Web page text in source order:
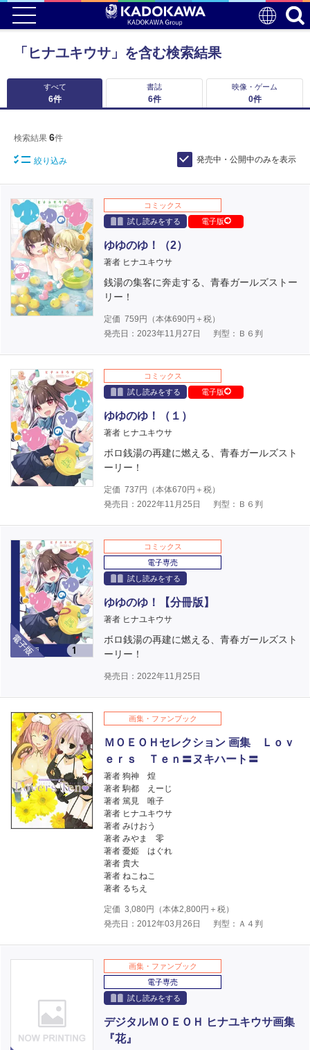
「ヒナユキウサ」を含む検索結果
すべて
6件
書誌
6件
映像・ゲーム
0件
検索結果 6件
絞り込み 発売中・公開中のみを表示
コミックス
試し読みをする
電子版
ゆゆのゆ！（2）
著者 ヒナユキウサ
銭湯の集客に奔走する、青春ガールズストー
リー！
定価 759 円（本体690円＋税）
発売日：2023年11月27日
判型：Ｂ６判
コミックス
試し読みをする
電子版
ゆゆのゆ！（１）
著者 ヒナユキウサ
ボロ銭湯の再建に燃える、青春ガールズスト
ーリー！
定価 737 円（本体670円＋税）
発売日：2022年11月25日
判型：Ｂ６判
電子版
コミックス
電子専売
試し読みをする
ゆゆのゆ！【分冊版】
著者 ヒナユキウサ
ボロ銭湯の再建に燃える、青春ガールズスト
ーリー！
発売日：2022年11月25日
画集・ファンブック
ＭＯＥＯＨセレクション 画集 Ｌｏｖ
ｅｒｓ Ｔｅｎ〓ヌキハート〓
著者 狗神 煌
著者 駒都 えーじ
著者 篤見 唯子
著者 ヒナユキウサ
著者 みけおう
著者 みやま 零
著者 憂姫 はぐれ
著者 貴大
著者 ねこねこ
著者 るちえ
定価 3,080円（本体2,800円＋税）
発売日：2012年03月26日
判型：Ａ４判
画集・ファンブック
電子専売
試し読みをする
デジタルＭＯＥＯＨ ヒナユキウサ画集
『花』